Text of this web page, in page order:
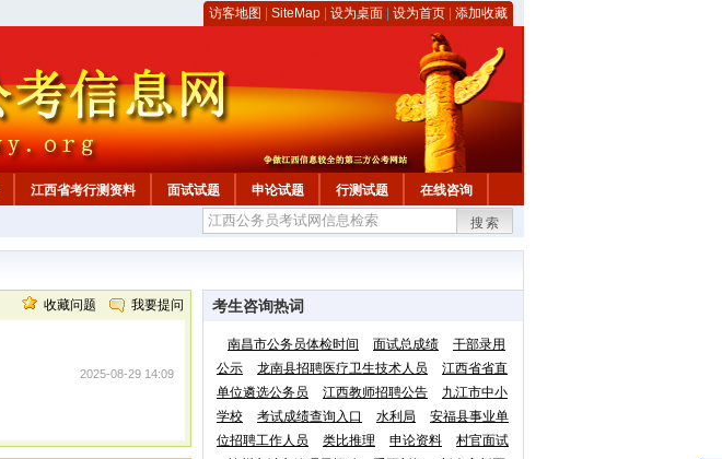
访客地图 SiteMap 设为桌面 设为首页 添加收藏
江西省考行测资料 面试试题 申论试题 行测试题 在线咨询
搜索
收藏问题 我要提问
2025-08-29 14:09
考生咨询热词
南昌市公务员体检时间 面试总成绩
干部录用
公示
龙南县招聘医疗卫生技术人员
江西省省直
单位遴选公务员
江西教师招聘公告
九江市中小
学校
考试成绩查询入口 水利局
安福县事业单
位招聘工作人员
类比推理 申论资料
村官面试